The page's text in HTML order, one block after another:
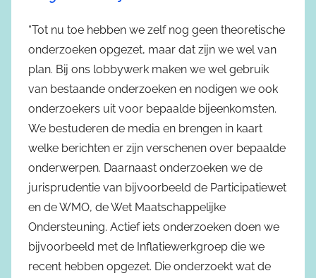
“Tot nu toe hebben we zelf nog geen theoretische
onderzoeken opgezet, maar dat zijn we wel van
plan. Bij ons lobbywerk maken we wel gebruik
van bestaande onderzoeken en nodigen we ook
onderzoekers uit voor bepaalde bijeenkomsten.
We bestuderen de media en brengen in kaart
welke berichten er zijn verschenen over bepaalde
onderwerpen. Daarnaast onderzoeken we de
jurisprudentie van bijvoorbeeld de Participatiewet
en de WMO, de Wet Maatschappelijke
Ondersteuning. Actief iets onderzoeken doen we
bijvoorbeeld met de Inflatiewerkgroep die we
recent hebben opgezet. Die onderzoekt wat de